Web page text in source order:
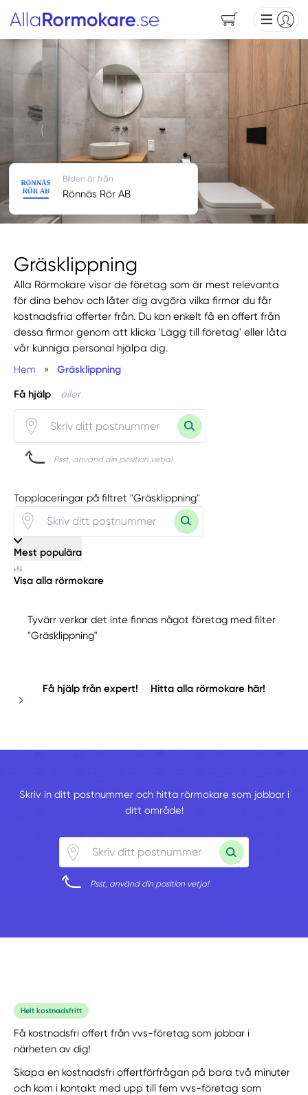
Gräsklippning
Alla Rörmokare visar de företag som är mest relevanta
för dina behov och låter dig avgöra vilka firmor du får
kostnadsfria offerter från. Du kan enkelt få en offert från
dessa firmor genom att klicka 'Lägg till företag' eller låta
vår kunniga personal hjälpa dig.
Hem
» Gräsklippning
Få hjälp eller
Psst, använd din position vetja!
Bilden är från
Rönnäs Rör AB
Topplaceringar på filtret "Gräsklippning"
Mest populära
Visa alla rörmokare
Tyvärr verkar det inte finnas något företag med filter
"Gräsklippning"
Få hjälp från expert! Hitta alla rörmokare här!
Skriv in ditt postnummer och hitta rörmokare som jobbar i
ditt område!
Psst, använd din position vetja!
Helt kostnadsfritt
Få kostnadsfri offert från vvs-företag som jobbar i
närheten av dig!
Skapa en kostnadsfri offertförfrågan på bara två minuter
och kom i kontakt med upp till fem vvs-företag som